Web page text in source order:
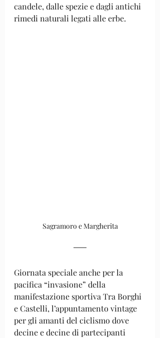
candele, dalle spezie e dagli antichi
rimedi naturali legati alle erbe.
Sagramoro e Margherita
Giornata speciale anche per la
pacifica “invasione” della
manifestazione sportiva Tra Borghi
e Castelli, l’appuntamento vintage
per gli amanti del ciclismo dove
decine e decine di partecipanti